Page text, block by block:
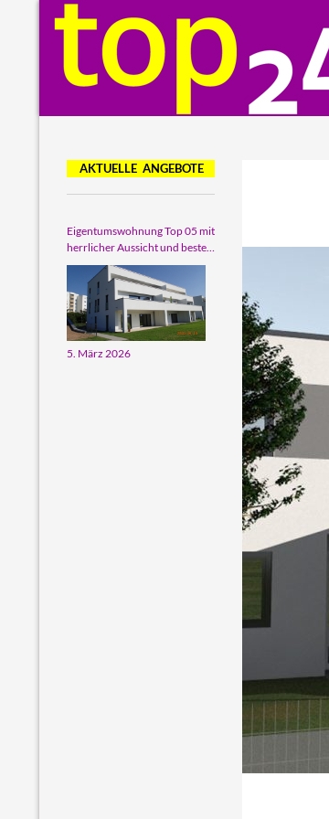
Ihr Partner für top Wohnimmobilien
AKTUELLE ANGEBOTE
Eigentumswohnung Top 05 mit
herrlicher Aussicht und bester
Wohnqualität
5. März 2026